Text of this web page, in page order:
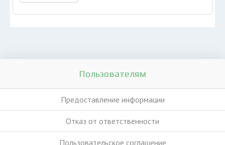
Пользователям
Предоставление информации
Отказ от ответственности
Пользовательское соглашение